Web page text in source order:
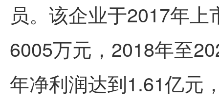
员。该企业于2017年
6005万元，2018年至
年净利润达到1.61亿元